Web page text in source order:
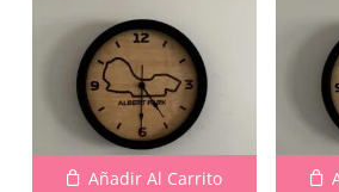
Añadir Al Carrito